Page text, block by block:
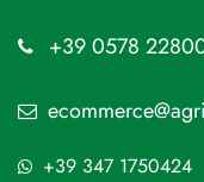
+39 0578
+39 347 1750424